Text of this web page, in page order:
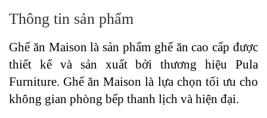
Thông tin sản phẩm
Ghế ăn Maison là sản phẩm ghế ăn cao cấp được
thiết kế và sản xuất bởi thương hiệu Pula
Furniture. Ghế ăn Maison là lựa chọn tối ưu cho
không gian phòng bếp thanh lịch và hiện đại.